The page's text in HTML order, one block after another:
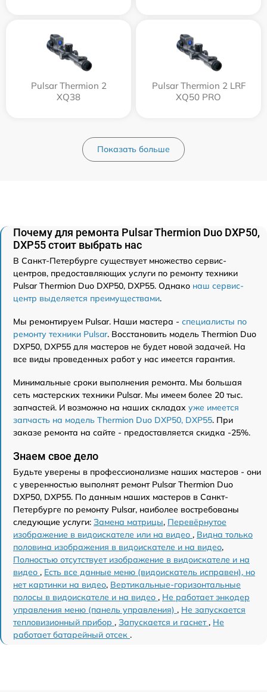
Pulsar Thermion 2
XQ38
Pulsar Thermion 2 LRF
XQ50 PRO
Показать больше
Почему для ремонта Pulsar Thermion Duo DXP50,
DXP55 стоит выбрать нас
В Санкт-Петербурге существует множество сервис-
центров, предоставляющих услуги по ремонту техники
Pulsar Thermion Duo DXP50, DXP55. Однако наш сервис-
центр выделяется преимуществами.
Мы ремонтируем Pulsar. Наши мастера - специалисты по
ремонту техники Pulsar. Восстановить модель Thermion Duo
DXP50, DXP55 для мастеров не будет новой задачей. На
все виды проведенных работ у нас имеется гарантия.
Минимальные сроки выполнения ремонта. Мы большая
сеть мастерских техники Pulsar. Мы имеем более 20 тыс.
запчастей. И возможно на наших складах уже имеется
запчасть на модель Thermion Duo DXP50, DXP55. При
заказе ремонта на сайте - предоставляется скидка -25%.
Знаем свое дело
Будьте уверены в профессионализме наших мастеров - они
с уверенностью выполнят ремонт Pulsar Thermion Duo
DXP50, DXP55. По данным наших мастеров в Санкт-
Петербурге по ремонту Pulsar, наиболее востребованы
следующие услуги: Замена матрицы, Перевёрнутое
изображение в видоискателе или на видео , Видна только
половина изображения в видоискателе и на видео,
Полностью отсутствует изображение в видоискателе и на
видео , Есть все данные меню (видоискатель исправен), но
нет картинки на видео, Вертикальные-горизонтальные
полосы в видоискателе и на видео , Не работает энкодер
управления меню (панель управления) , Не запускается
тепловизионный прибор , Запускается и гаснет, Не
работает батарейный отсек .